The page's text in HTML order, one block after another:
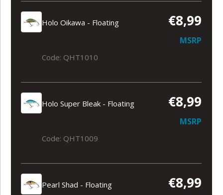
Holo Oikawa - Floating €8,99
MSRP
Code: QHT1010
Holo Super Bleak - Floating €8,99
MSRP
Code: QHT1009
Pearl Shad - Floating €8,99